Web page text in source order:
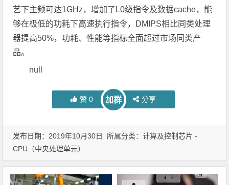
艺下主频可达1GHz，增加了L0级指令及数据cache，能
够在极低的功耗下高速执行指令，DMIPS相比同类处理
器提高50%，功耗、性能等指标全面超过市场同类产
品。
null
赞 0 加群 分享
发布日期：2019年10月30日 所属分类：计算及控制芯片 -
CPU（中央处理单元）